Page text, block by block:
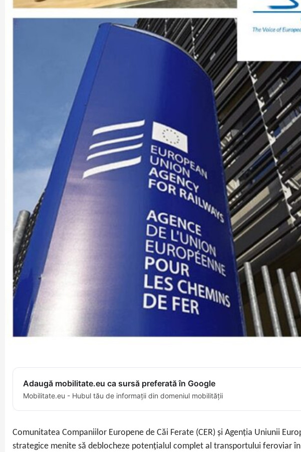
Adaugă mobilitate.eu ca sursă preferată în Google
Mobilitate.eu - Hubul tău de informații din domeniul mobilității
Comunitatea Companiilor Europene de Căi Ferate (CER) și Agenția Uniunii
strategice menite să deblocheze potențialul complet al transportului feroviar